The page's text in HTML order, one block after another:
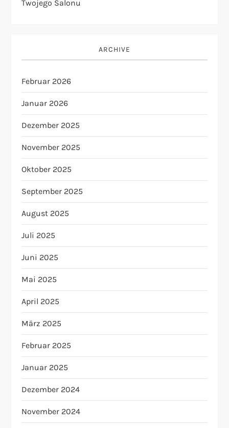
Twojego Salonu
ARCHIVE
Februar 2026
Januar 2026
Dezember 2025
November 2025
Oktober 2025
September 2025
August 2025
Juli 2025
Juni 2025
Mai 2025
April 2025
März 2025
Februar 2025
Januar 2025
Dezember 2024
November 2024